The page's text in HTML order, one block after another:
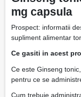
mg capsula
Prospect: informatii
supliment alimentar
Ce gasiti in acest
Ce este Ginseng
pentru ce se
Cum trebuie